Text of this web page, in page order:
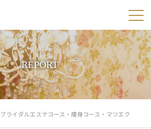
REPORT
ブライダルエステコース・痩身コース・マツエク